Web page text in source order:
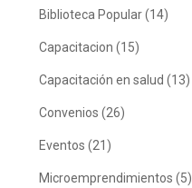
Biblioteca Popular(14)
Capacitacion (15)
Capacitación en salud (13)
Convenios (26)
Eventos (21)
Microemprendimientos (5)